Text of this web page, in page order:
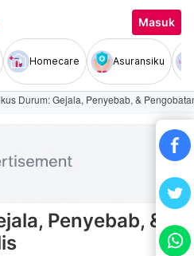
Masuk
Homecare Asuransiku
Durum: Gejala, Penyebab, &
Penyebab, &